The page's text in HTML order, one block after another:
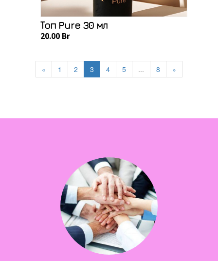
Топ Pure 30 мл
20.00 Br
« 1 2 3 4 5 ... 8 »